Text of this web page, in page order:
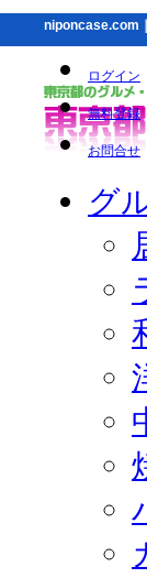
niponcase.com
ログイン
無料登録
お問合せ
グ